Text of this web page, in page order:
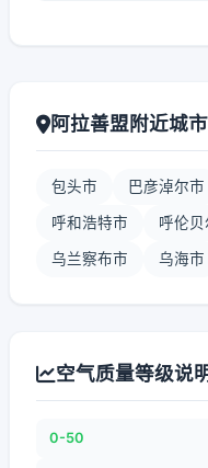
阿拉善盟附近城市
包头市 巴彦淖尔市
呼和浩特市 呼伦贝
乌兰察布市 乌海市
空气质量等级说
0-50